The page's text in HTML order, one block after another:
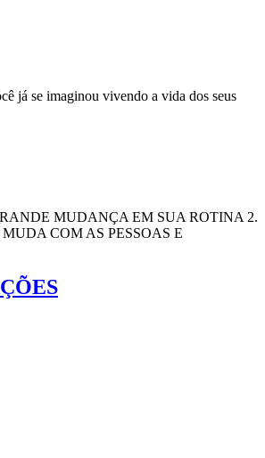
já se imaginou vivendo a vida dos seus
MUDANÇA EM SUA ROTINA 2.
COM AS PESSOAS E